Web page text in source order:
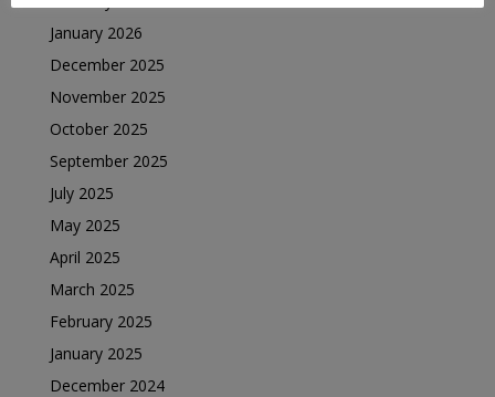
January 2026
December 2025
November 2025
October 2025
September 2025
July 2025
May 2025
April 2025
March 2025
February 2025
January 2025
December 2024